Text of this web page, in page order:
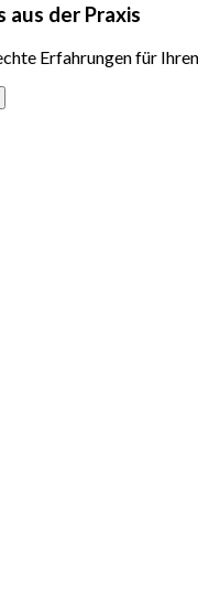
der Praxis
Erfahrungen für